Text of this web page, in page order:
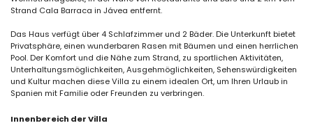
Strand Cala Barraca in Jávea entfernt.
Das Haus verfügt über 4 Schlafzimmer und 2 Bäder. Die Unterkunft bietet
Privatsphäre, einen wunderbaren Rasen mit Bäumen und einen herrlichen
Pool. Der Komfort und die Nähe zum Strand, zu sportlichen Aktivitäten,
Unterhaltungsmöglichkeiten, Ausgehmöglichkeiten, Sehenswürdigkeiten
und Kultur machen diese Villa zu einem idealen Ort, um Ihren Urlaub in
Spanien mit Familie oder Freunden zu verbringen.
Innenbereich der Villa